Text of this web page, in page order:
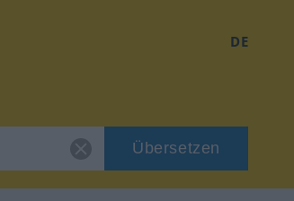
DE
Übersetzen